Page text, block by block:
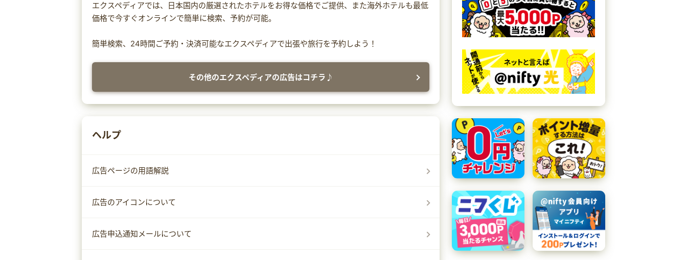
エクスペディアでは、日本国内の厳選されたホテルをお得な価格でご提供、また海外ホテルも最低
価格で今すぐオンラインで簡単に検索、予約が可能。
簡単検索、24時間ご予約・決済可能なエクスペディアで出張や旅行を予約しよう！
その他のエクスペディアの広告はコチラ♪
ヘルプ
広告ページの用語解説
広告のアイコンについて
広告申込通知メールについて